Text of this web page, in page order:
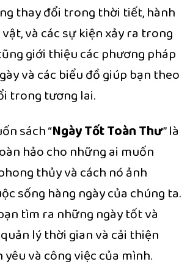
thay đổi trong thời tiết, hành
và các sự kiện xảy ra trong
giới thiệu các phương pháp
và các biểu đồ giúp bạn theo
trong tương lai.
sách “Ngày Tốt Toàn Thư” là
hảo cho những ai muốn
thủy và cách nó ảnh
sống hàng ngày của chúng ta.
tìm ra những ngày tốt và
lý thời gian và cải thiện
và công việc của mình.